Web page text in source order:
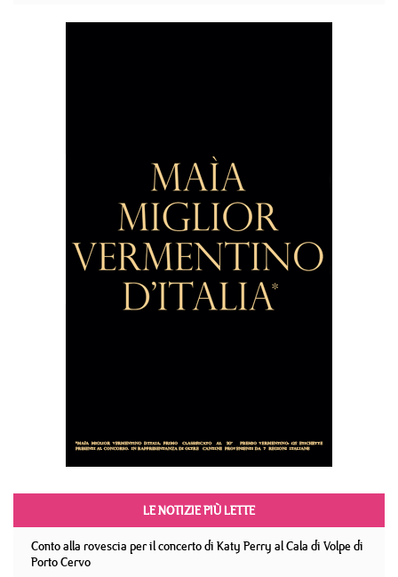
LE NOTIZIE PIÙ LETTE
Conto alla rovescia per il concerto di Katy Perry al Cala di Volpe di
Porto Cervo